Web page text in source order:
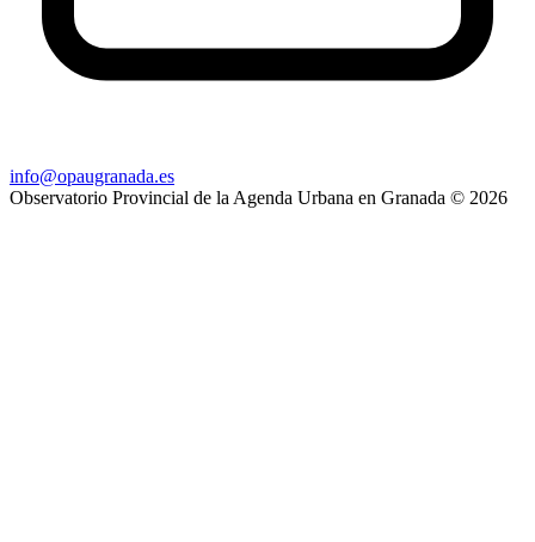
info@opaugranada.es
Observatorio Provincial de la Agenda Urbana en Granada © 2026